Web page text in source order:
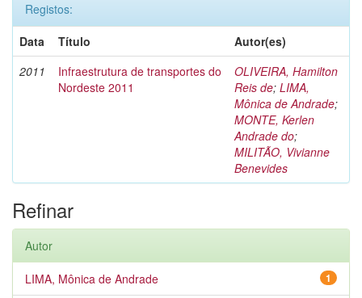
Registos:
Data
Título
Autor(es)
2011
Infraestrutura de transportes do
Nordeste 2011
OLIVEIRA, Hamilton
Reis de; LIMA,
Mônica de Andrade;
MONTE, Kerlen
Andrade do;
MILITÃO, Vivianne
Benevides
Refinar
Autor
1
LIMA, Mônica de Andrade